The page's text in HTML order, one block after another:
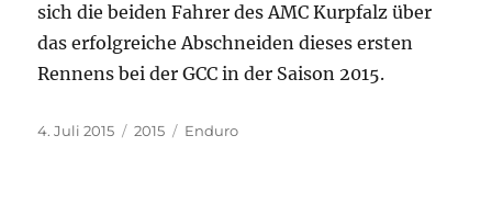
sich die beiden Fahrer des AMC Kurpfalz über
das erfolgreiche Abschneiden dieses ersten
Rennens bei der GCC in der Saison 2015.
Veröffentlicht
4. Juli 2015 Kategorien
2015 Schlagwörter
Enduro